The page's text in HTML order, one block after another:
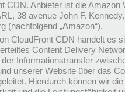
CDN. Anbieter ist die Amazon
38 avenue John F.
(nachfolgend „Amazon“).
CloudFront CDN handelt es
Content Delivery
Informationstransfer
unserer Website über das
Hierdurch können wir